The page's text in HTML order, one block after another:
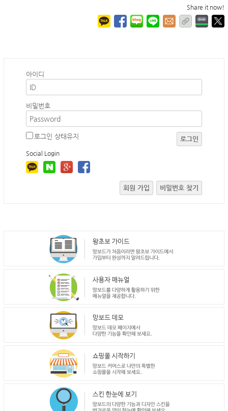
Share it now!
아이디
비밀번호
로그인 상태유지 로그인
Social Login
회원 가입 비밀번호 찾기